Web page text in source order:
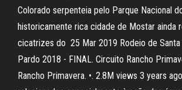
Colorado serpenteia pelo Parque Nacional
historicamente rica cidade de Mostar ainda
cicatrizes do 25 Mar 2019 Rodeio de Santa
Pardo 2018 - FINAL. Circuito Rancho
Rancho Primavera. •. 2.8M views 3 years